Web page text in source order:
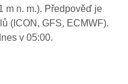
m n. m.). Předpověď je
(ICON, GFS, ECMWF).
v 05:00.